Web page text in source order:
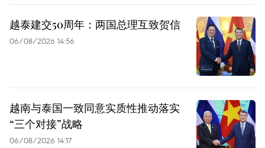
越泰建交50周年：两国总理互致贺信
06/08/2026 14:56
越南与泰国一致同意实质性推动落实
“三个对接”战略
06/08/2026 14:17